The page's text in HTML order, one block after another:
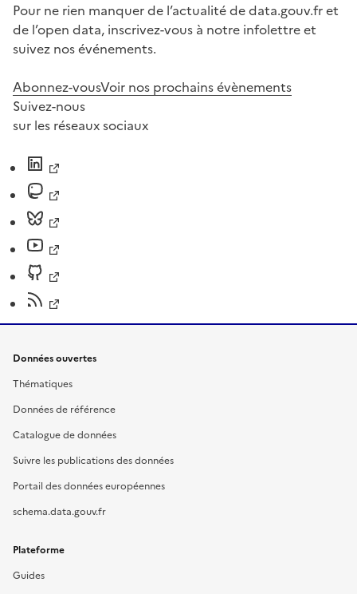
Pour ne rien manquer de l’actualité de data.gouv.fr et
de l’open data, inscrivez-vous à notre infolettre et
suivez nos événements.
Abonnez-vousVoir nos prochains évènements
Suivez-nous
sur les réseaux sociaux
Données ouvertes
Thématiques
Données de référence
Catalogue de données
Suivre les publications des données
Portail des données européennes
schema.data.gouv.fr
Plateforme
Guides